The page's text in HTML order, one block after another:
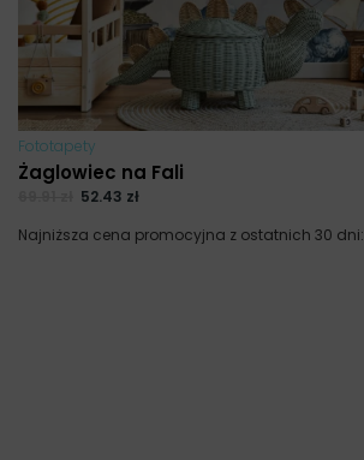
Fototapety
Żaglowiec na Fali
52.43 zł
Najniższa cena promocyjna z ostatnich 30 dni: